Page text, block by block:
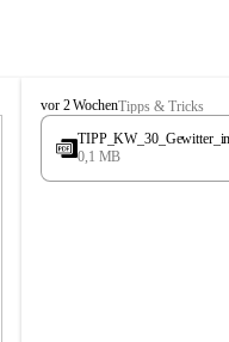
L
a
e
vor 2 WochenTipps & Tricks
0,1 MB